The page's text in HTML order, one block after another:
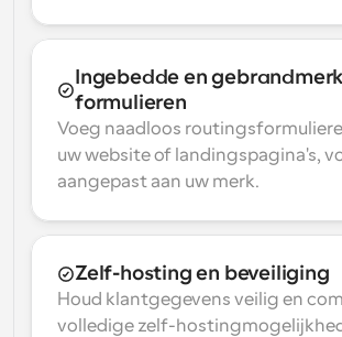
Ingebedde en
formulieren
Voeg naadloos
uw website of landingspagina's,
aangepast aan uw merk.
Zelf-hosting en beveiliging
Houd klantgegevens veilig en
volledige zelf-